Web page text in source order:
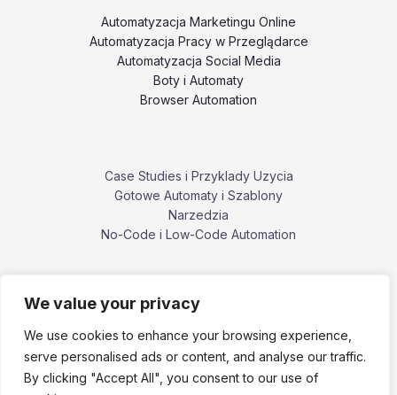
We value your privacy
We use cookies to enhance your browsing experience,
serve personalised ads or content, and analyse our traffic.
By clicking "Accept All", you consent to our use of
Automatyzacja Marketingu Online
Automatyzacja Pracy w Przeglądarce
Automatyzacja Social Media
Boty i Automaty
Browser Automation
Case Studies i Przyklady Uzycia
Gotowe Automaty i Szablony
Narzedzia
No-Code i Low-Code Automation
Poradniki i Tutoriale
Porownania i Alternatywy Narzedzi
Problemy, Bledy i Ograniczenia
ZennoPoster i ekosystem ZennoLab